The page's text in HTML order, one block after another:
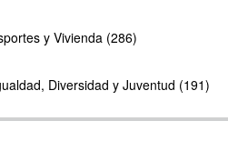
y Vivienda (286)
Diversidad y Juventud (191)